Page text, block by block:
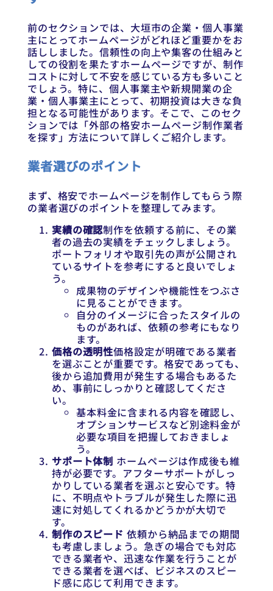
前のセクションでは、大垣市の企業・個人事業
主にとってホームページがどれほど重要かをお
話ししました。信頼性の向上や集客の仕組みと
しての役割を果たすホームページですが、制作
コストに対して不安を感じている方も多いこと
でしょう。特に、個人事業主や新規開業の企
業・個人事業主にとって、初期投資は大きな負
担となる可能性があります。そこで、このセク
ションでは「外部の格安ホームページ制作業者
を探す」方法について詳しくご紹介します。
業者選びのポイント
まず、格安でホームページを制作してもらう際
の業者選びのポイントを整理してみます。
実績の確認制作を依頼する前に、その業
者の過去の実績をチェックしましょう。
ポートフォリオや取引先の声が公開され
ているサイトを参考にすると良いでしょ
う。
成果物のデザインや機能性をつぶさ
に見ることができます。
自分のイメージに合ったスタイルの
ものがあれば、依頼の参考にもなり
ます。
価格の透明性価格設定が明確である業者
を選ぶことが重要です。格安であっても、
後から追加費用が発生する場合もあるた
め、事前にしっかりと確認してくださ
い。
基本料金に含まれる内容を確認し、
オプションサービスなど別途料金が
必要な項目を把握しておきましょ
う。
サポート体制 ホームページは作成後も維
持が必要です。アフターサポートがしっ
かりしている業者を選ぶと安心です。特
に、不明点やトラブルが発生した際に迅
速に対処してくれるかどうかが大切で
す。
制作のスピード 依頼から納品までの期間
も考慮しましょう。急ぎの場合でも対応
できる業者や、迅速な作業を行うことが
できる業者を選べば、ビジネスのスピー
ド感に応じて利用できます。